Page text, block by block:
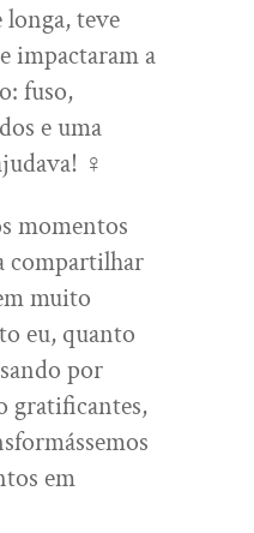
teve
impactaram a
fuso,
e uma
‍♀️
momentos
compartilhar
muito
eu, quanto
por
gratificantes,
em